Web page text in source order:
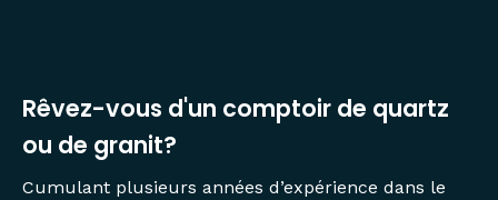
Rêvez-vous d'un comptoir de quartz
ou de granit?
Cumulant plusieurs années d’expérience dans le